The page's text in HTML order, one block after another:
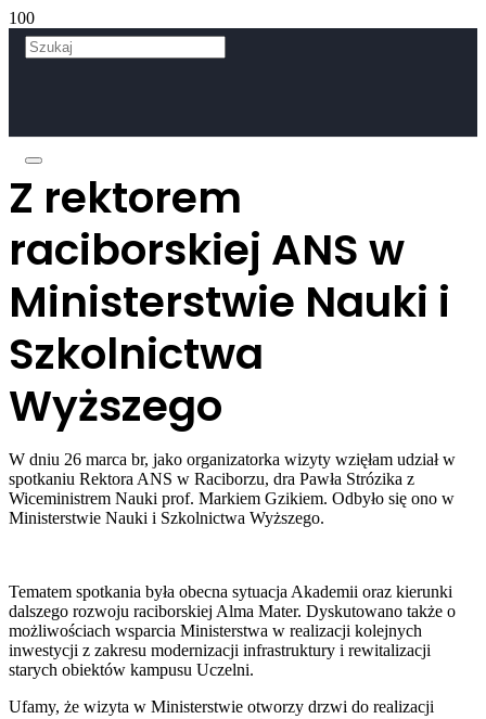
Z rektorem
raciborskiej ANS w
Ministerstwie Nauki i
Szkolnictwa
Wyższego
W dniu 26 marca br, jako organizatorka wizyty wzięłam udział w
spotkaniu Rektora ANS w Raciborzu, dra Pawła Strózika z
Wiceministrem Nauki prof. Markiem Gzikiem. Odbyło się ono w
Ministerstwie Nauki i Szkolnictwa Wyższego.
Tematem spotkania była obecna sytuacja Akademii oraz kierunki
dalszego rozwoju raciborskiej Alma Mater. Dyskutowano także o
możliwościach wsparcia Ministerstwa w realizacji kolejnych
inwestycji z zakresu modernizacji infrastruktury i rewitalizacji
starych obiektów kampusu Uczelni.
Ufamy, że wizyta w Ministerstwie otworzy drzwi do realizacji